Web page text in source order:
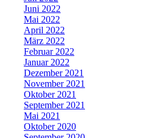
Juni 2022
Mai 2022
April 2022
März 2022
Februar 2022
Januar 2022
Dezember 2021
November 2021
Oktober 2021
September 2021
Mai 2021
Oktober 2020